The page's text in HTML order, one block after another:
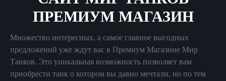
ПРЕМИУМ МАГАЗИН
Множество интересных, а самое главное выгодных
предложений уже ждут вас в Премиум Магазине Мир
Танков. Это уникальная возможность позволяет вам
приобрести танк о котором вы давно мечтали, но по тем